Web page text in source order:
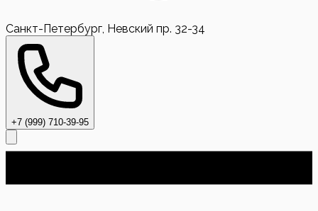
Санкт-Петербург, Невский пр. 32-34
+7 (999) 710-39-95